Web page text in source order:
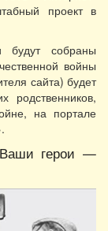
проект в
будут собраны
войны
сайта) будет
родственников,
на портале
Ваши герои —